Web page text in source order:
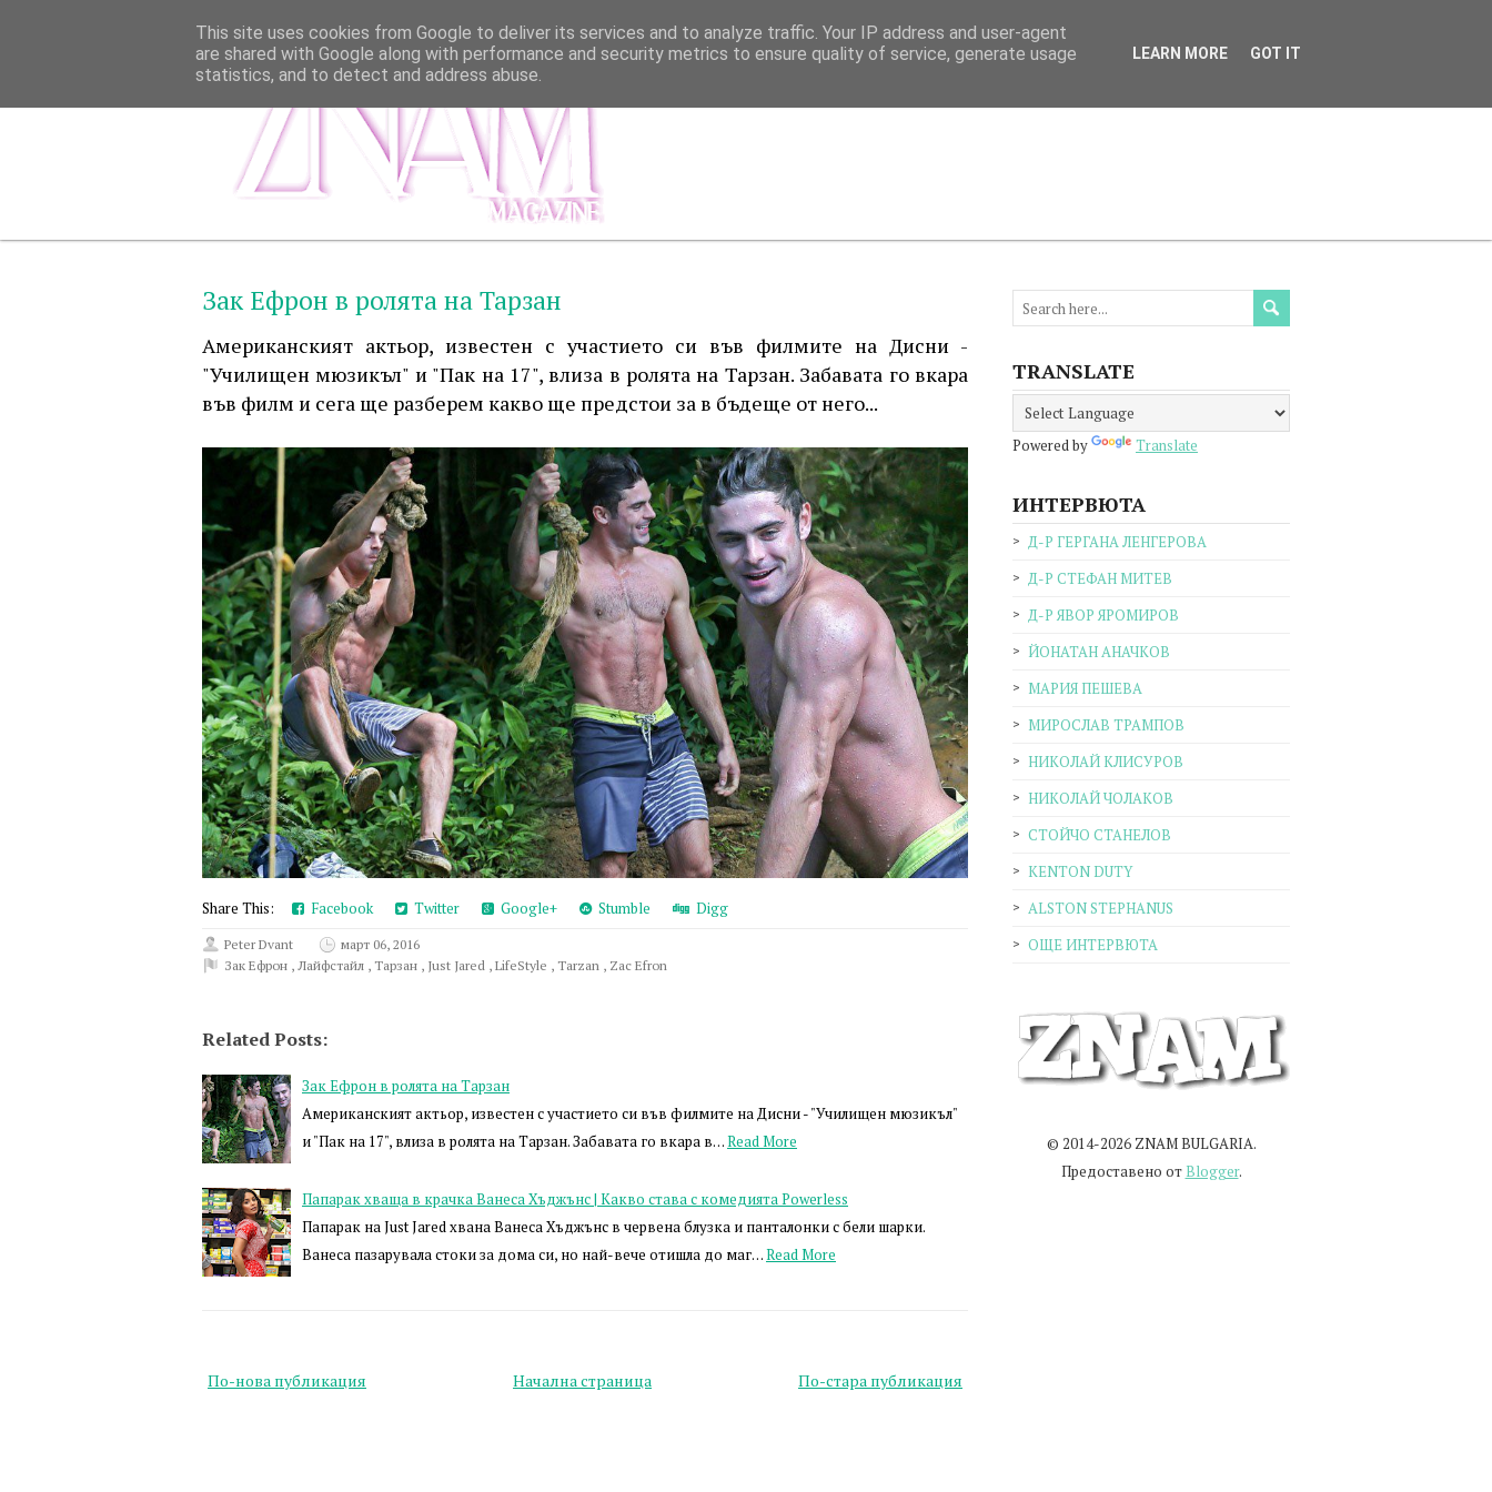
Зак Ефрон в ролята на Тарзан
Американският актьор, известен с участието си във филмите на Дисни -
"Училищен мюзикъл" и "Пак на 17", влиза в ролята на Тарзан. Забавата го вкара
във филм и сега ще разберем какво ще предстои за в бъдеще от него...
Share This: Facebook Twitter Google+ Stumble Digg
Peter Dvant
март 06, 2016
Зак Ефрон , Лайфстайл , Тарзан , Just Jared , LifeStyle , Tarzan , Zac Efron
Related Posts:
Зак Ефрон в ролята на Тарзан
Американският актьор, известен с участието си във филмите на Дисни - "Училищен мюзикъл"
и "Пак на 17", влиза в ролята на Тарзан. Забавата го вкара в…Read More
Папарак хваща в крачка Ванеса Хъджънс | Какво става с комедията Powerless
Папарак на Just Jared хвана Ванеса Хъджънс в червена блузка и панталонки с бели шарки.
Ванеса пазарувала стоки за дома си, но най-вече отишла до маг…Read More
По-нова публикация По-стара публикация
Начална страница
TRANSLATE
Powered by Translate
ИНТЕРВЮТА
Д-Р ГЕРГАНА ЛЕНГЕРОВА
Д-Р СТЕФАН МИТЕВ
Д-Р ЯВОР ЯРОМИРОВ
ЙОНАТАН АНАЧКОВ
МАРИЯ ПЕШЕВА
МИРОСЛАВ ТРАМПОВ
НИКОЛАЙ КЛИСУРОВ
НИКОЛАЙ ЧОЛАКОВ
СТОЙЧО СТАНЕЛОВ
KENTON DUTY
ALSTON STEPHANUS
ОЩЕ ИНТЕРВЮТА
© 2014-2026 ZNAM BULGARIA.
Предоставено от Blogger.
This site uses cookies from Google to deliver its services and to analyze traffic. Your IP address and user-agent
are shared with Google along with performance and security metrics to ensure quality of service, generate usage
statistics, and to detect and address abuse.
LEARN MORE GOT IT